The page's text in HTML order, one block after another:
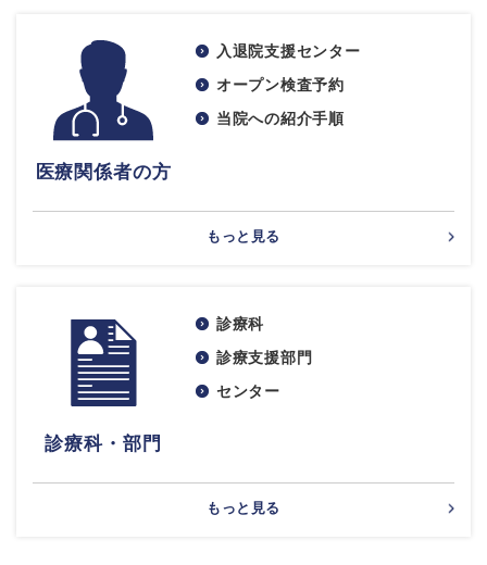
医療関係者の方
入退院支援センター
オープン検査予約
当院への紹介手順
もっと見る
診療科・部門
診療科
診療支援部門
センター
もっと見る